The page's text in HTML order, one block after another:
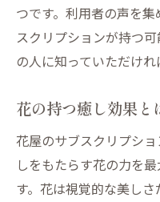
つです。利用者の声を
スクリプションが持つ
の人に知っていただけれ
花の持つ癒し効果と
花屋のサブスクリプシ
しをもたらす花の力を
す。花は視覚的な美し